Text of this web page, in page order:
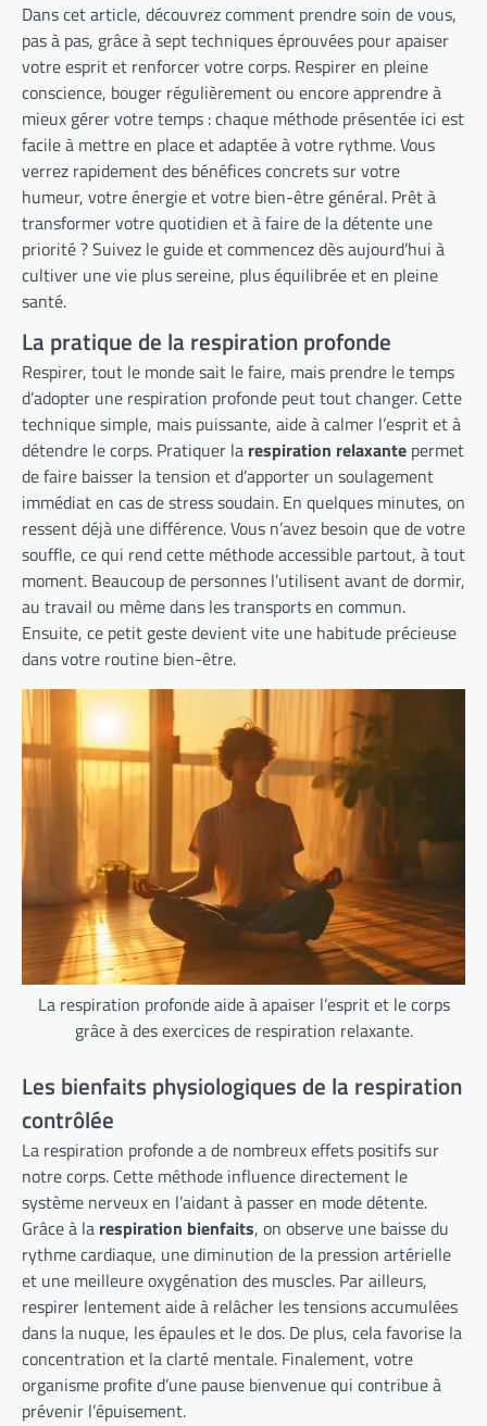
Dans cet article, découvrez comment prendre soin de vous,
pas à pas, grâce à sept techniques éprouvées pour apaiser
votre esprit et renforcer votre corps. Respirer en pleine
conscience, bouger régulièrement ou encore apprendre à
mieux gérer votre temps : chaque méthode présentée ici est
facile à mettre en place et adaptée à votre rythme. Vous
verrez rapidement des bénéfices concrets sur votre
humeur, votre énergie et votre bien-être général. Prêt à
transformer votre quotidien et à faire de la détente une
priorité ? Suivez le guide et commencez dès aujourd’hui à
cultiver une vie plus sereine, plus équilibrée et en pleine
santé.
La pratique de la respiration profonde
Respirer, tout le monde sait le faire, mais prendre le temps
d’adopter une respiration profonde peut tout changer. Cette
technique simple, mais puissante, aide à calmer l’esprit et à
détendre le corps. Pratiquer la respiration relaxante permet
de faire baisser la tension et d’apporter un soulagement
immédiat en cas de stress soudain. En quelques minutes, on
ressent déjà une différence. Vous n’avez besoin que de votre
souffle, ce qui rend cette méthode accessible partout, à tout
moment. Beaucoup de personnes l’utilisent avant de dormir,
au travail ou même dans les transports en commun.
Ensuite, ce petit geste devient vite une habitude précieuse
dans votre routine bien-être.
La respiration profonde aide à apaiser l’esprit et le corps
grâce à des exercices de respiration relaxante.
Les bienfaits physiologiques de la respiration
contrôlée
La respiration profonde a de nombreux effets positifs sur
notre corps. Cette méthode influence directement le
système nerveux en l’aidant à passer en mode détente.
Grâce à la respiration bienfaits, on observe une baisse du
rythme cardiaque, une diminution de la pression artérielle
et une meilleure oxygénation des muscles. Par ailleurs,
respirer lentement aide à relâcher les tensions accumulées
dans la nuque, les épaules et le dos. De plus, cela favorise la
concentration et la clarté mentale. Finalement, votre
organisme profite d’une pause bienvenue qui contribue à
prévenir l’épuisement.